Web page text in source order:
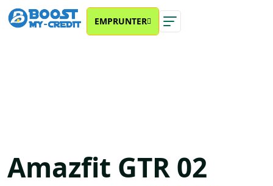
EMPRUNTER
Amazfit GTR 02